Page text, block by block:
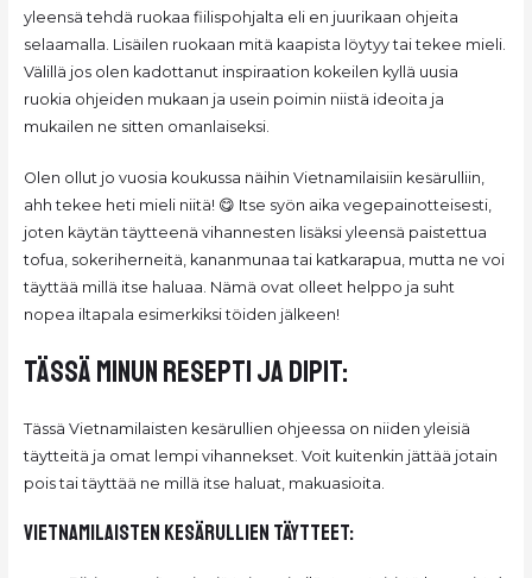
yleensä tehdä ruokaa fiilispohjalta eli en juurikaan ohjeita
selaamalla. Lisäilen ruokaan mitä kaapista löytyy tai tekee mieli.
Välillä jos olen kadottanut inspiraation kokeilen kyllä uusia
ruokia ohjeiden mukaan ja usein poimin niistä ideoita ja
mukailen ne sitten omanlaiseksi.
Olen ollut jo vuosia koukussa näihin Vietnamilaisiin kesärulliin,
ahh tekee heti mieli niitä! 😋 Itse syön aika vegepainotteisesti,
joten käytän täytteenä vihannesten lisäksi yleensä paistettua
tofua, sokeriherneitä, kananmunaa tai katkarapua, mutta ne voi
täyttää millä itse haluaa. Nämä ovat olleet helppo ja suht
nopea iltapala esimerkiksi töiden jälkeen!
Tässä minun resepti ja dipit:
Tässä Vietnamilaisten kesärullien ohjeessa on niiden yleisiä
täytteitä ja omat lempi vihannekset. Voit kuitenkin jättää jotain
pois tai täyttää ne millä itse haluat, makuasioita.
Vietnamilaisten Kesärullien täytteet: